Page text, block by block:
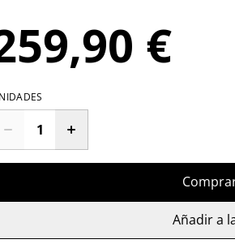
€
Añadir a